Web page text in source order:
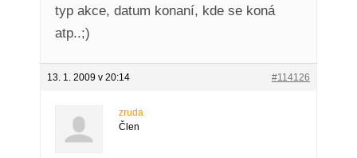
typ akce, datum konaní, kde se koná
atp..;)
13. 1. 2009 v 20:14 #114126
zruda
Člen